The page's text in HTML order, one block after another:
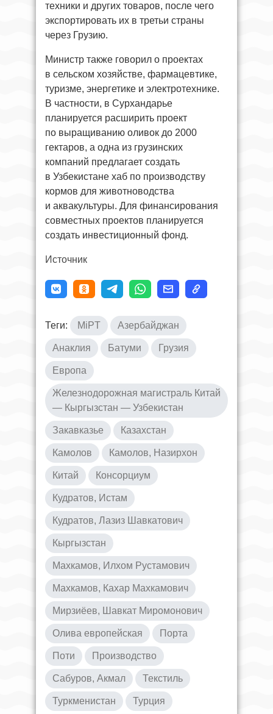
техники и других товаров, после чего
экспортировать их в третьи страны
через Грузию.
Министр также говорил о проектах
в сельском хозяйстве, фармацевтике,
туризме, энергетике и электротехнике.
В частности, в Сурхандарье
планируется расширить проект
по выращиванию оливок до 2000
гектаров, а одна из грузинских
компаний предлагает создать
в Узбекистане хаб по производству
кормов для животноводства
и аквакультуры. Для финансирования
совместных проектов планируется
создать инвестиционный фонд.
Источник
Теги: MiPT Азербайджан
Анаклия Батуми Грузия
Европа
Железнодорожная магистраль Китай
— Кыргызстан — Узбекистан
Закавказье Казахстан
Камолов Камолов, Назирхон
Китай Консорциум
Кудратов, Истам
Кудратов, Лазиз Шавкатович
Кыргызстан
Махкамов, Илхом Рустамович
Махкамов, Кахар Махкамович
Мирзиёев, Шавкат Миромонович
Олива европейская Порта
Поти Производство
Сабуров, Акмал Текстиль
Туркменистан Турция